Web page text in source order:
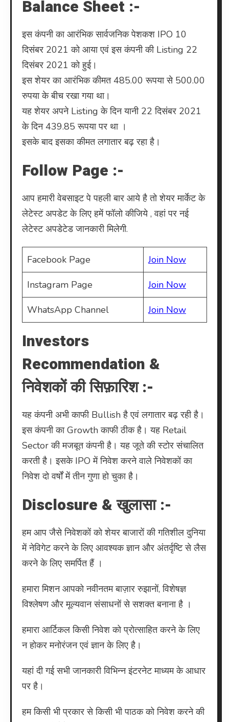
Balance Sheet :-
इस कंपनी का आरंभिक सार्वजनिक पेशकश IPO 10
दिसंबर 2021 को आया एवं इस कंपनी की Listing 22
दिसंबर 2021 को हुई।
इस शेयर का आरंभिक कीमत 485.00 रूपया से 500.00
रुपया के बीच रखा गया था।
यह शेयर‌ अपने Listing के दिन यानी 22 दिसंबर 2021
के दिन 439.85 रूपया पर था ।
इसके बाद इसका कीमत लगातार बढ़ रहा है।
Follow Page :-
आप हमारी वेबसाइट पे पहली बार आये है तो शेयर मार्केट के
लेटेस्ट अपडेट के लिए हमें फॉलो कीजिये , वहां पर नई
लेटेस्ट अपडेटेड जानकारी मिलेगी.
Facebook Page Join Now
Instagram Page Join Now
WhatsApp Channel Join Now
Investors
Recommendation &
निवेशकों की सिफ़ारिश :-
यह कंपनी अभी काफी Bullish है एवं लगातार बढ़ रही है।
इस कंपनी का Growth काफी ठीक है। यह Retail
Sector की मजबूत कंपनी है। यह जूते की स्टोर संचालित
करती है। इसके IPO में निवेश करने वाले निवेशकों का
निवेश दो वर्षों में तीन गुणा हो चुका है।
Disclosure & खुलासा :-
हम आप जैसे निवेशकों को शेयर बाजारों की गतिशील दुनिया
में नेविगेट करने के लिए आवश्यक ज्ञान और अंतर्दृष्टि से लैस
करने के लिए समर्पित हैं ।
हमारा मिशन आपको नवीनतम बाज़ार रुझानों, विशेषज्ञ
विश्लेषण और मूल्यवान संसाधनों से सशक्त बनाना है ।
हमारा आर्टिकल किसी निवेश को प्रोत्साहित करने के लिए
न होकर मनोरंजन एवं ज्ञान के लिए है।
यहां दी गई सभी जानकारी विभिन्न इंटरनेट माध्यम के आधार
पर है।
हम किसी भी प्रकार से किसी भी पाठक को निवेश करने की